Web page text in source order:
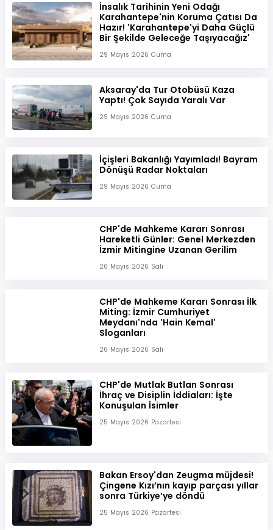
İnsalık Tarihinin Yeni Odağı
Karahantepe'nin Koruma Çatısı Da
Hazır! 'Karahantepe'yi Daha Güçlü
Bir Şekilde Geleceğe Taşıyacağız'
29 Mayıs 2026 Cuma
Aksaray'da Tur Otobüsü Kaza
Yaptı! Çok Sayıda Yaralı Var
29 Mayıs 2026 Cuma
İçişleri Bakanlığı Yayımladı! Bayram
Dönüşü Radar Noktaları
29 Mayıs 2026 Cuma
CHP'de Mahkeme Kararı Sonrası
Hareketli Günler: Genel Merkezden
İzmir Mitingine Uzanan Gerilim
26 Mayıs 2026 Salı
CHP'de Mahkeme Kararı Sonrası İlk
Miting: İzmir Cumhuriyet
Meydanı'nda 'Hain Kemal'
Sloganları
26 Mayıs 2026 Salı
CHP'de Mutlak Butlan Sonrası
İhraç ve Disiplin İddiaları: İşte
Konuşulan İsimler
25 Mayıs 2026 Pazartesi
Bakan Ersoy'dan Zeugma müjdesi!
Çingene Kızı’nın kayıp parçası yıllar
sonra Türkiye’ye döndü
25 Mayıs 2026 Pazartesi